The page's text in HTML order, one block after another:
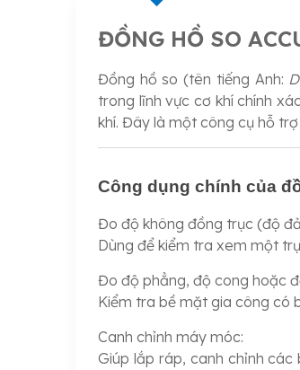
ĐỒNG HỒ SO
Đồng hồ so (tên tiếng Anh:
trong lĩnh vực cơ khí chính
khí. Đây là một công cụ hỗ
Công dụng chính của
Đo độ không đồng trục (độ
Dùng để kiểm tra xem một
Đo độ phẳng, độ cong hoặc
Kiểm tra bề mặt gia công có
Canh chỉnh máy móc:
Giúp lắp ráp, canh chỉnh